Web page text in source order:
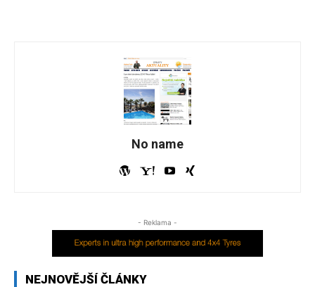
No name
- Reklama -
NEJNOVĚJŠÍ ČLÁNKY